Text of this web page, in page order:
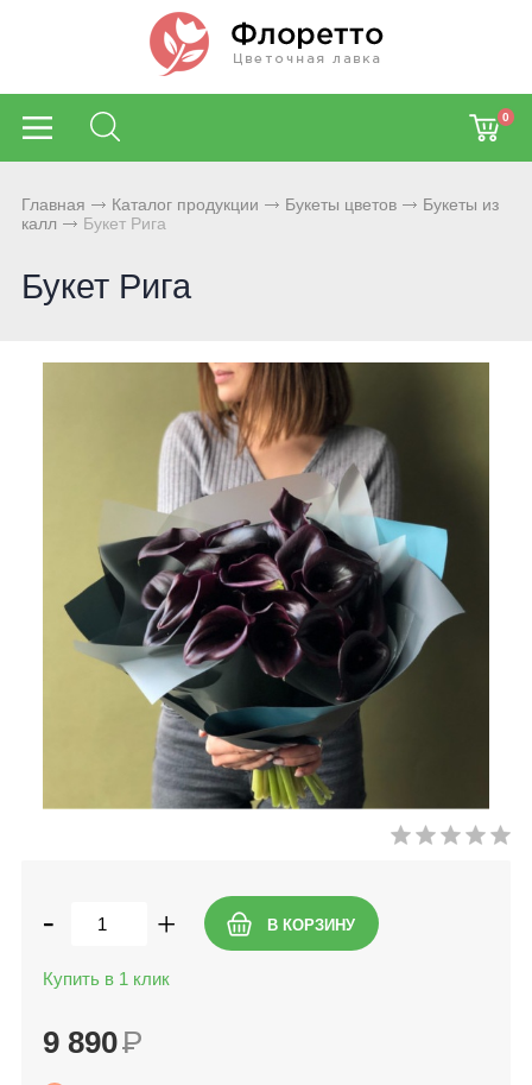
0
Главная Каталог продукции Букеты цветов
Букеты из
калл
Букет Рига
Букет Рига
- +
Купить в 1 клик
9 890Р